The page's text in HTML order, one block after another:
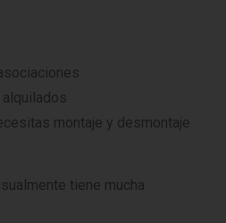
montaje y desmontaje
tiene mucha